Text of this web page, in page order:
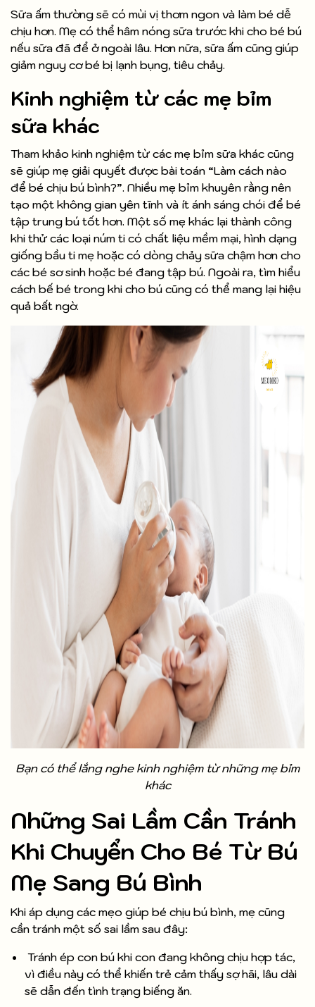
Sữa ấm thường sẽ có mùi vị thơm ngon và làm bé dễ
chịu hơn. Mẹ có thể hâm nóng sữa trước khi cho bé bú
nếu sữa đã để ở ngoài lâu. Hơn nữa, sữa ấm cũng giúp
giảm nguy cơ bé bị lạnh bụng, tiêu chảy.
Kinh nghiệm từ các mẹ bỉm
sữa khác
Tham khảo kinh nghiệm từ các mẹ bỉm sữa khác cũng
sẽ giúp mẹ giải quyết được bài toán “Làm cách nào
để bé chịu bú bình?”. Nhiều mẹ bỉm khuyên rằng nên
tạo một không gian yên tĩnh và ít ánh sáng chói để bé
tập trung bú tốt hơn. Một số mẹ khác lại thành công
khi thử các loại núm ti có chất liệu mềm mại, hình dạng
giống bầu ti mẹ hoặc có dòng chảy sữa chậm hơn cho
các bé sơ sinh hoặc bé đang tập bú. Ngoài ra, tìm hiểu
cách bế bé trong khi cho bú cũng có thể mang lại hiệu
quả bất ngờ.
Bạn có thể lắng nghe kinh nghiệm từ những mẹ bỉm
khác
Những Sai Lầm Cần Tránh
Khi Chuyển Cho Bé Từ Bú
Mẹ Sang Bú Bình
Khi áp dụng các mẹo giúp bé chịu bú bình, mẹ cũng
cần tránh một số sai lầm sau đây:
Tránh ép con bú khi con đang không chịu hợp tác,
vì điều này có thể khiến trẻ cảm thấy sợ hãi, lâu dài
sẽ dẫn đến tình trạng biếng ăn.